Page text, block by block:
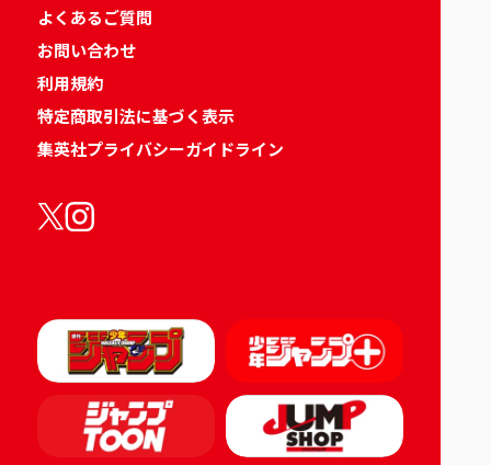
よくあるご質問
お問い合わせ
利用規約
特定商取引法に基づく表示
集英社プライバシーガイドライン